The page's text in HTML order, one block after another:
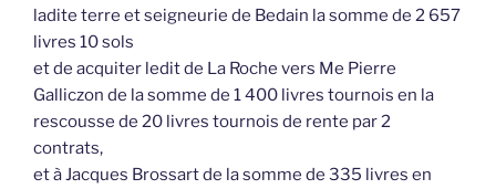
ladite terre et seigneurie de Bedain la somme de 2 657
livres 10 sols
et de acquiter ledit de La Roche vers Me Pierre
Galliczon de la somme de 1 400 livres tournois en la
rescousse de 20 livres tournois de rente par 2
contrats,
et à Jacques Brossart de la somme de 335 livres en